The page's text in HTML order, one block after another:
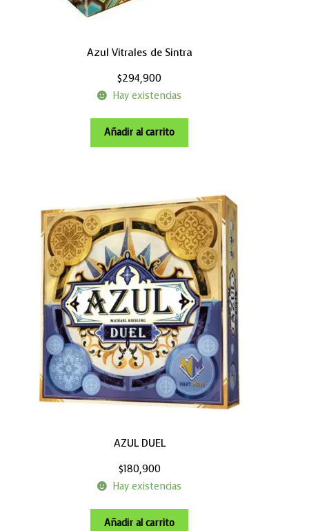
Azul Vitrales de Sintra
$294,900
Hay existencias
Añadir al carrito
AZUL DUEL
$180,900
Hay existencias
Añadir al carrito